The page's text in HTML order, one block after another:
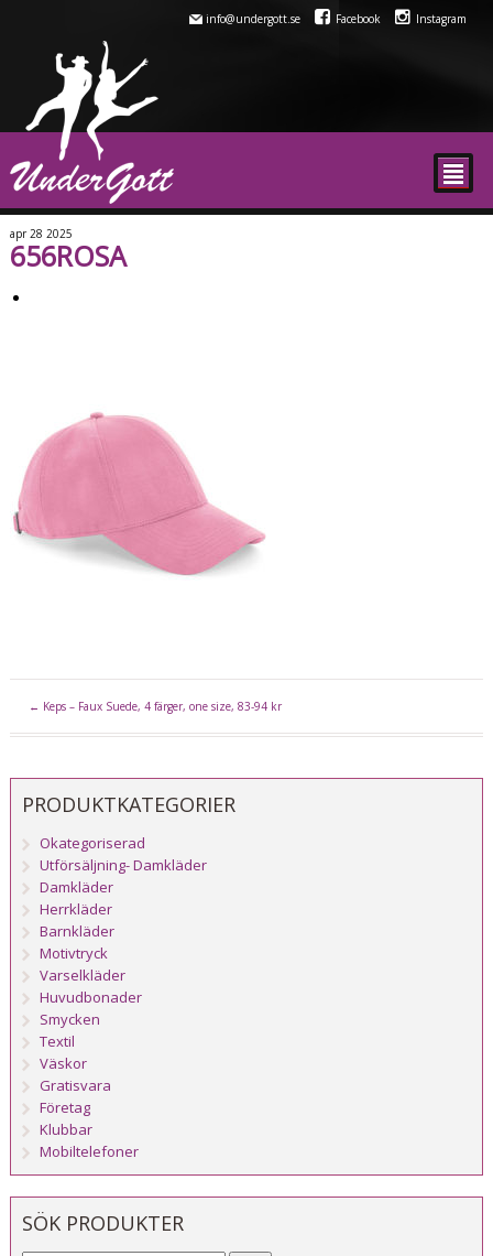
info@undergott.se Facebook Instagram
²
apr 28 2025
656ROSA
← Keps – Faux Suede, 4 färger, one size, 83-94 kr
PRODUKTKATEGORIER
Okategoriserad
Utförsäljning- Damkläder
Damkläder
Herrkläder
Barnkläder
Motivtryck
Varselkläder
Huvudbonader
Smycken
Textil
Väskor
Gratisvara
Företag
Klubbar
Mobiltelefoner
SÖK PRODUKTER